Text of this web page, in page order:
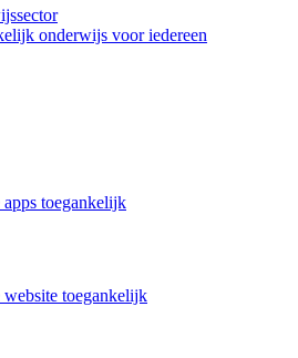
onderwijs voor iedereen
toegankelijk
toegankelijk